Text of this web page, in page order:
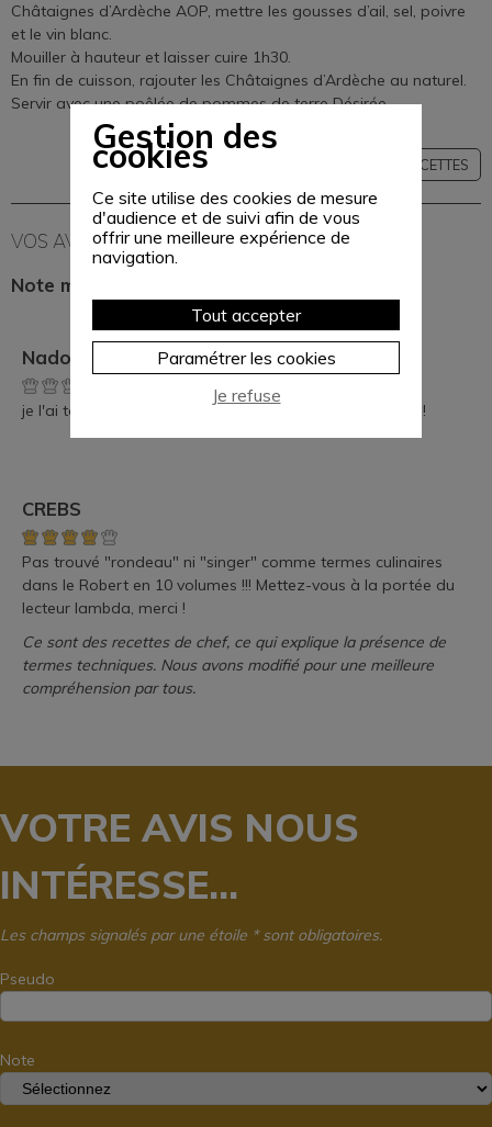
Châtaignes d’Ardèche AOP, mettre les gousses d’ail, sel, poivre
et le vin blanc.
Mouiller à hauteur et laisser cuire 1h30.
En fin de cuisson, rajouter les Châtaignes d’Ardèche au naturel.
Servir avec une poêlée de pommes de terre Désirée.
VOIR TOUTES LES RECETTES
VOS AVIS
Note moyenne :
Nadou
je l'ai testé avec du filet mignon de porc....un vrai délice !
CREBS
Pas trouvé "rondeau" ni "singer" comme termes culinaires
dans le Robert en 10 volumes !!! Mettez-vous à la portée du
lecteur lambda, merci !
Ce sont des recettes de chef, ce qui explique la présence de
termes techniques. Nous avons modifié pour une meilleure
compréhension par tous.
VOTRE AVIS NOUS
INTÉRESSE...
Les champs signalés par une étoile * sont obligatoires.
Pseudo
Note
Gestion des
cookies
Ce site utilise des cookies de mesure
d'audience et de suivi afin de vous
offrir une meilleure expérience de
navigation.
Tout accepter
Paramétrer les cookies
Je refuse